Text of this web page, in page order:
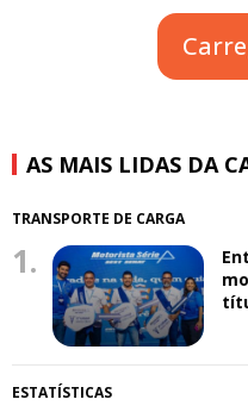
AS MAIS LIDAS DA
TRANSPORTE DE CARGA
1.
ESTATÍSTICAS